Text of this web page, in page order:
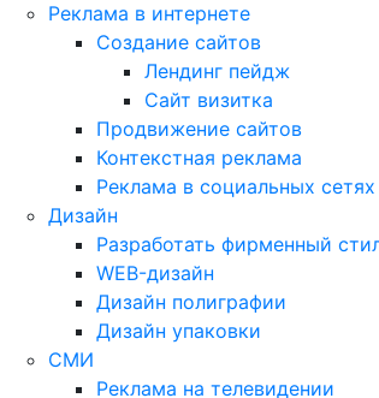
Реклама в интернете
Создание сайтов
Лендинг пейдж
Сайт визитка
Продвижение сайтов
Контекстная реклама
Реклама в социальных сетях
Дизайн
Разработать фирменный
WEB-дизайн
Дизайн полиграфии
Дизайн упаковки
СМИ
Реклама на телевидении